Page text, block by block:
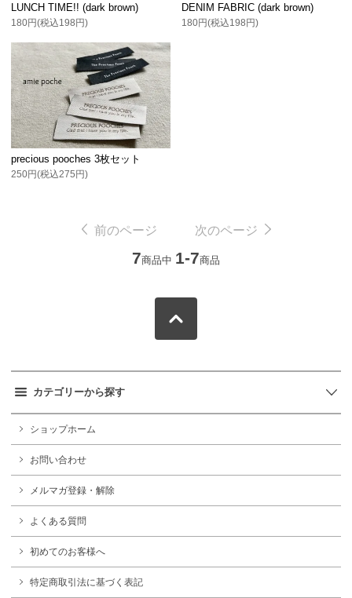
LUNCH TIME!! (dark brown)
180円(税込198円)
DENIM FABRIC (dark brown)
180円(税込198円)
precious pooches 3枚セット
250円(税込275円)
前のページ 次のページ
7商品中 1-7商品
カテゴリーから探す
ショップホーム
お問い合わせ
メルマガ登録・解除
よくある質問
初めてのお客様へ
特定商取引法に基づく表記